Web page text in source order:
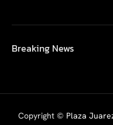
Breaking News
Copyright © Plaza